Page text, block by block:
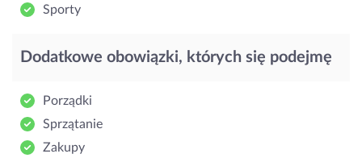
Sporty
Dodatkowe obowiązki, których się podejmę
Porządki
Sprzątanie
Zakupy